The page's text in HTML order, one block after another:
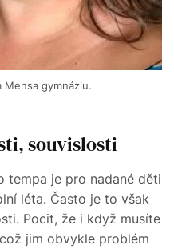
Mensa gymnáziu.
souvislosti
tempa je pro nadané děti
léta. Často je to však
Pocit, že i když musíte
jim obvykle problém